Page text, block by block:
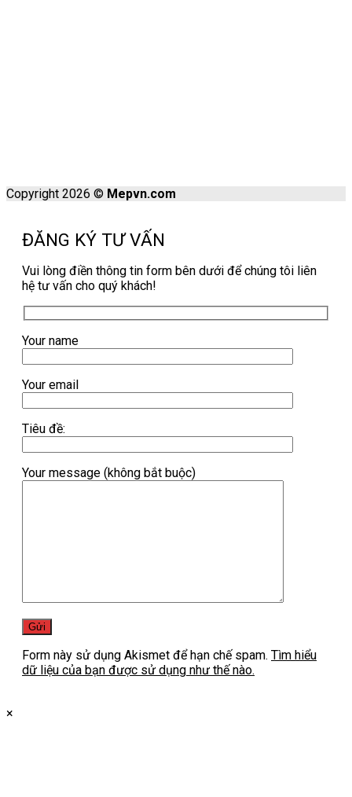
Copyright 2026 © Mepvn.com
ĐĂNG KÝ TƯ VẤN
Vui lòng điền thông tin form bên dưới để chúng tôi liên
hệ tư vấn cho quý khách!
Your name
Your email
Tiêu đề:
Your message (không bắt buộc)
Form này sử dụng Akismet để hạn chế spam. Tìm hiểu
dữ liệu của bạn được sử dụng như thế nào.
×